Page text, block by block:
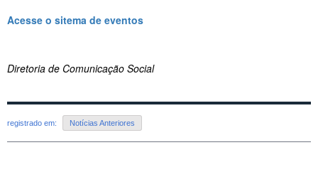
Acesse o sitema de eventos
Diretoria de Comunicação Social
registrado em: Notícias Anteriores